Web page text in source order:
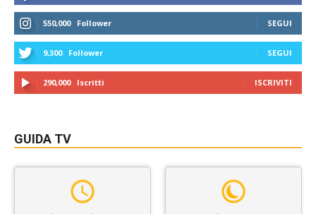
550,000 Follower SEGUI
9,300 Follower SEGUI
290,000 Iscritti ISCRIVITI
GUIDA TV